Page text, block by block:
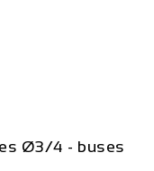
Ø3/4 - buses